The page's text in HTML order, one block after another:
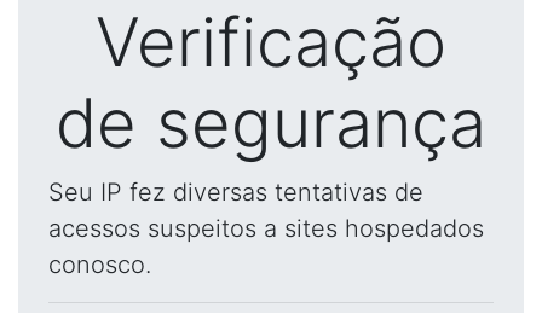
Verificação
de segurança
Seu IP fez diversas tentativas de
acessos suspeitos a sites hospedados
conosco.